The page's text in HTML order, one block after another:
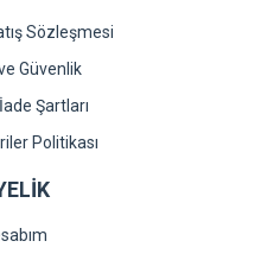
Sözleşmesi
Güvenlik
Şartları
Politikası